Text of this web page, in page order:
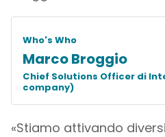
Who's Who
Marco Broggio
Chief Solutions Officer di
company)
«Stiamo attivando